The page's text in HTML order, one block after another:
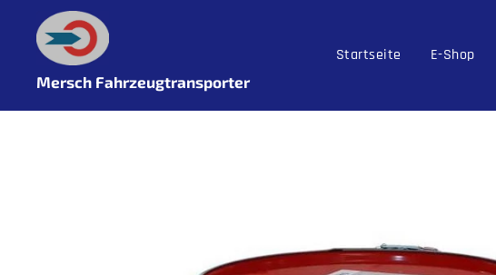
Mersch Fahrzeugtransporter
Startseite E-Shop